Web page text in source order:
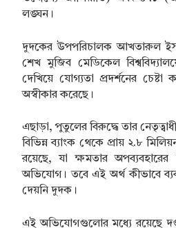
লঙ্ঘন।
দুদকের উপপরিচালক আখতারুল
শেখ মুজিব মেডিকেল
দেখিয়ে যোগ্যতা প্রদর্শনের চেষ্টা
অস্বীকার করেছে।
এছাড়া, পুতুলের বিরুদ্ধে তার
বিভিন্ন ব্যাংক থেকে প্রায় ২.৮
রয়েছে, যা ক্ষমতার
অভিযোগ। তবে এই অর্থ কীভাবে
দেয়নি দুদক।
এই অভিযোগগুলোর মধ্যে রয়েছে